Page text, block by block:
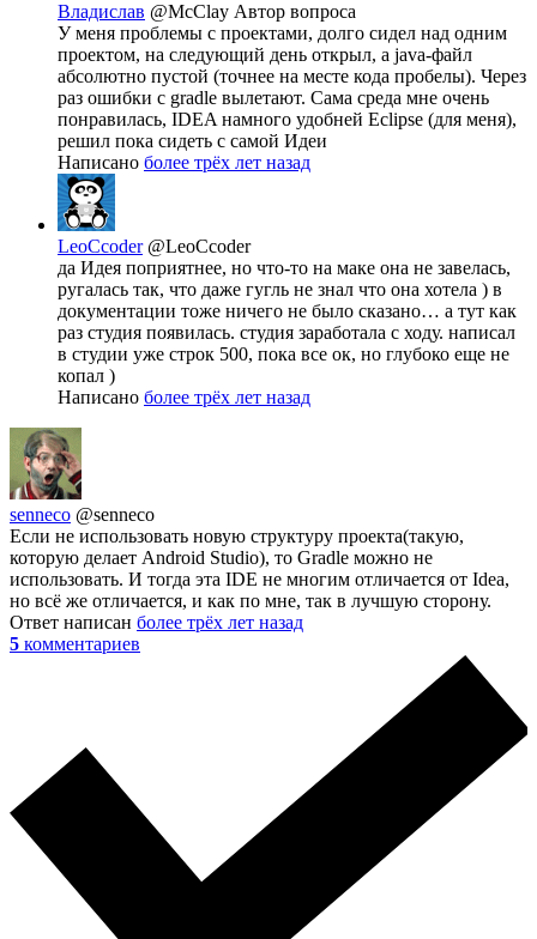
Владислав @McClay Автор вопроса
У меня проблемы с проектами, долго сидел над одним
проектом, на следующий день открыл, а java-файл
абсолютно пустой (точнее на месте кода пробелы). Через
раз ошибки с gradle вылетают. Сама среда мне очень
понравилась, IDEA намного удобней Eclipse (для меня),
решил пока сидеть с самой Идеи
Написано более трёх лет назад
LeoCcoder @LeoCcoder
да Идея поприятнее, но что-то на маке она не завелась,
ругалась так, что даже гугль не знал что она хотела ) в
документации тоже ничего не было сказано… а тут как
раз студия появилась. студия заработала с ходу. написал
в студии уже строк 500, пока все ок, но глубоко еще не
копал )
Написано более трёх лет назад
senneco @senneco
Если не использовать новую структуру проекта(такую,
которую делает Android Studio), то Gradle можно не
использовать. И тогда эта IDE не многим отличается от Idea,
но всё же отличается, и как по мне, так в лучшую сторону.
Ответ написан более трёх лет назад
5 комментариев